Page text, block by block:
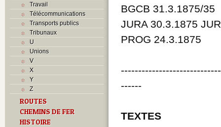
Travail
Télécommunications
Transports publics
Tribunaux
U
Unions
V
X
Y
Z
ROUTES
CHEMINS DE FER
HISTOIRE
BGCB 31.3.1875/35
JURA 30.3.1875
PROG 24.3.1875
------
TEXTES